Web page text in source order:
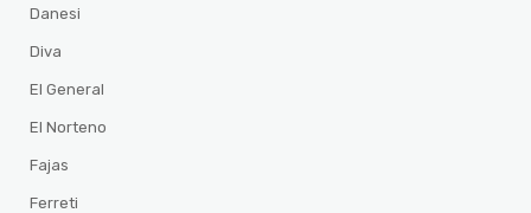
Danesi
Diva
El General
El Norteno
Fajas
Ferreti